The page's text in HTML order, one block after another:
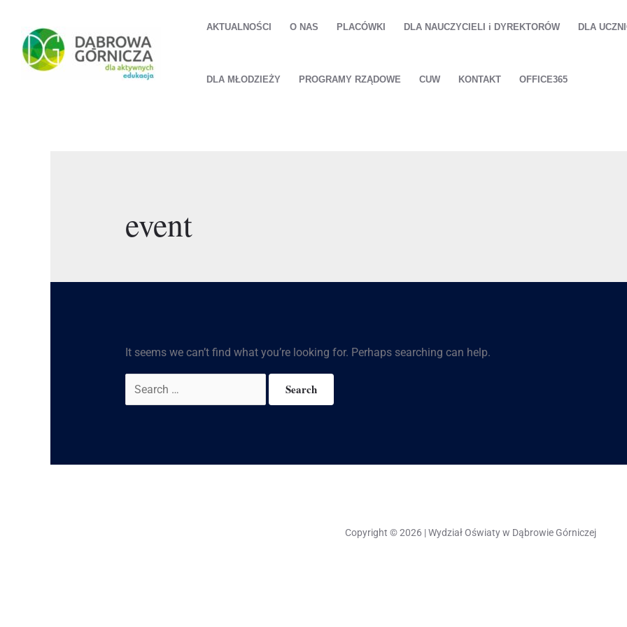
AKTUALNOŚCI O NAS PLACÓWKI DLA NAUCZYCIELI i DYREKTORÓW DLA
DLA MŁODZIEŻY PROGRAMY RZĄDOWE CUW KONTAKT OFFICE365
event
It seems we can’t find what you’re looking for. Perhaps searching can help.
Copyright © 2026 | Wydział Oświaty w Dąbrowie Górniczej